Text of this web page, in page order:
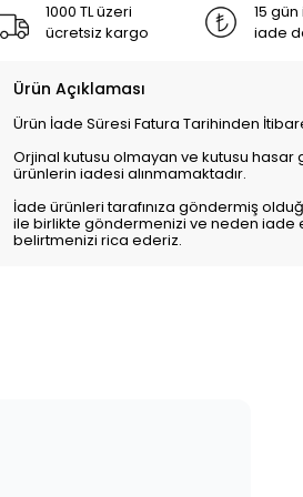
1000 TL üzeri
ücretsiz kargo
15
iade
Ürün Açıklaması
Ürün İade Süresi Fatura Tarihinden
Orjinal kutusu olmayan ve kutusu hasar
ürünlerin iadesi alınmamaktadır.
İade ürünleri tarafınıza göndermiş
ile birlikte göndermenizi ve neden iade
belirtmenizi rica ederiz.